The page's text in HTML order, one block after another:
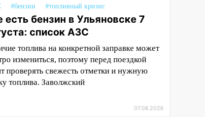
#бензин #топливный кризис
есть бензин в Ульяновске 7
список АЗС
топлива на конкретной заправке может
измениться, поэтому перед поездкой
проверять свежесть отметки и нужную
топлива. Заволжский
07.08.2026